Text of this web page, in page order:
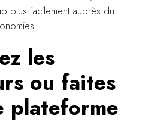
plus facilement auprès du
les
ou faites
plateforme